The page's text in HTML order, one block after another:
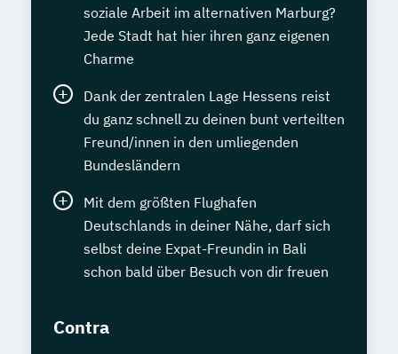
soziale Arbeit im alternativen Marburg?
Jede Stadt hat hier ihren ganz eigenen
Charme
Dank der zentralen Lage Hessens reist
du ganz schnell zu deinen bunt verteilten
Freund/innen in den umliegenden
Bundesländern
Mit dem größten Flughafen
Deutschlands in deiner Nähe, darf sich
selbst deine Expat-Freundin in Bali
schon bald über Besuch von dir freuen
Contra